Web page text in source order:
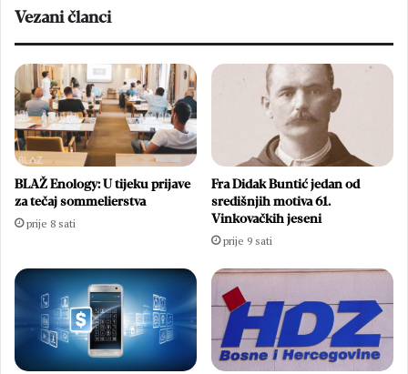
Vezani članci
BLAŽ Enology: U tijeku prijave
za tečaj sommelierstva
prije 8 sati
Fra Didak Buntić jedan od
središnjih motiva 61.
Vinkovačkih jeseni
prije 9 sati